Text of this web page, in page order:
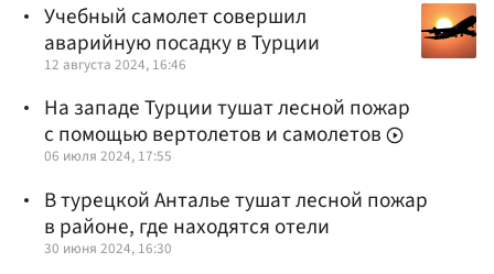
Учебный самолет совершил
аварийную посадку в Турции
12 августа 2024, 16:46
На западе Турции тушат лесной пожар
с помощью вертолетов и самолетов
06 июля 2024, 17:55
В турецкой Анталье тушат лесной пожар
в районе, где находятся отели
30 июня 2024, 16:30